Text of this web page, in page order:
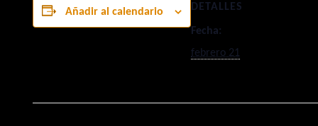
Añadir al calendario DETALLES
Fecha:
febrero 21